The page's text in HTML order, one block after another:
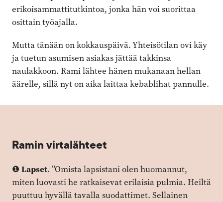
erikoisammattitutkintoa, jonka hän voi suorittaa
osittain työajalla.
Mutta tänään on kokkauspäivä. Yhteisötilan ovi käy
ja tuetun asumisen asiakas jättää takkinsa
naulakkoon. Rami lähtee hänen mukanaan hellan
äärelle, sillä nyt on aika laittaa kebablihat pannulle.
Ramin virtalähteet
❶ Lapset. ”Omista lapsistani olen huomannut,
miten luovasti he ratkaisevat erilaisia pulmia. Heiltä
puuttuu hyvällä tavalla suodattimet. Sellainen